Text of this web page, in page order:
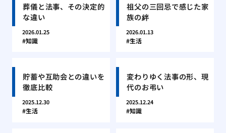
葬儀と法事、その決定的
な違い
2026.01.25
知識
祖父の三回忌で感じた家
族の絆
2026.01.13
生活
貯蓄や互助会との違いを
徹底比較
2025.12.30
生活
変わりゆく法事の形、現
代のお弔い
2025.12.24
知識